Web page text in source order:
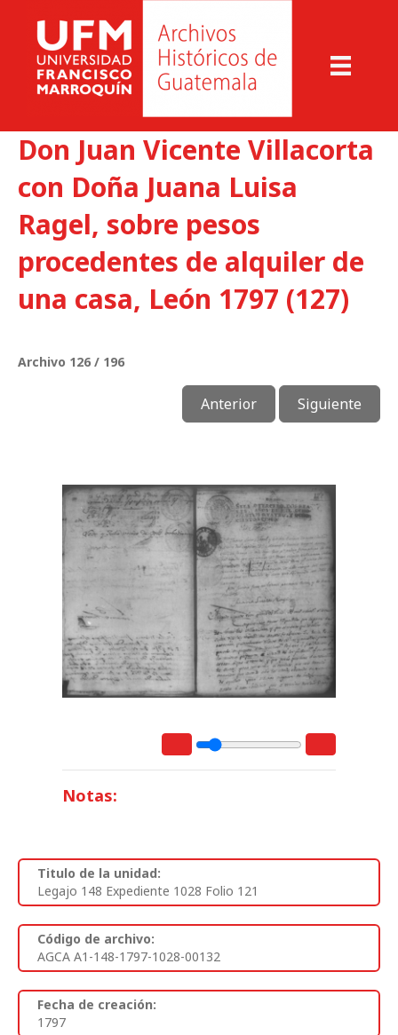
Don Juan Vicente Villacorta
con Doña Juana Luisa
Ragel, sobre pesos
procedentes de alquiler de
una casa, León 1797 (127)
Archivo 126 / 196
Anterior Siguiente
Notas:
Titulo de la unidad:
Legajo 148 Expediente 1028 Folio 121
Código de archivo:
AGCA A1-148-1797-1028-00132
Fecha de creación:
1797